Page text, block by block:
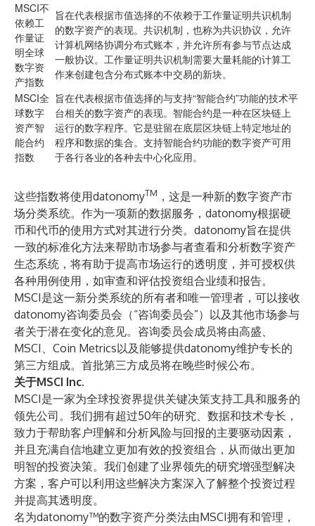
MSCI不
依赖工
作量证
明全球
数字资
产指数
旨在代表根据市值选择的不依赖于工作量证明共识机制
的数字资产的表现。共识机制，也称为共识协议，允许
计算机网络协调分布式账本，并允许所有参与节点达成
一般协议。工作量证明共识机制需要大量耗能的计算工
作来创建包含分布式账本中交易的新块。
MSCI全
球数字
资产智
能合约
指数
旨在代表根据市值选择的与支持“智能合约”功能的技术平
台相关的数字资产的表现。智能合约是一种在区块链上
运行的数字程序。它是驻留在底层区块链上特定地址的
程序和数据的集合。支持智能合约功能的数字资产可用
于各行各业的各种去中心化应用。
这些指数将使用datonomyTM ，这是一种新的数字资产市
场分类系统。作为一项新的数据服务，datonomy根据硬
币和代币的使用方式对其进行分类。datonomy旨在提供
一致的标准化方法来帮助市场参与者查看和分析数字资产
生态系统，将有助于提高市场运行的透明度，并可授权供
各种用例使用，如审查和评估投资组合业绩和报告。
MSCI是这一新分类系统的所有者和唯一管理者，可以接收
datonomy咨询委员会（“咨询委员会”）以及其他市场参与
者关于潜在变化的意见。咨询委员会成员将由高盛、
MSCI、Coin Metrics以及能够提供datonomy维护专长的
第三方组成。首批第三方成员将在晚些时候公布。
关于MSCI Inc.
MSCI是一家为全球投资界提供关键决策支持工具和服务的
领先公司。我们拥有超过50年的研究、数据和技术专长，
致力于帮助客户理解和分析风险与回报的主要驱动因素，
并且充满自信地建立更加有效的投资组合，从而做出更加
明智的投资决策。我们创建了业界领先的研究增强型解决
方案，客户可以利用这些解决方案深入了解整个投资过程
并提高其透明度。
名为datonomy™的数字资产分类法由MSCI拥有和管理，